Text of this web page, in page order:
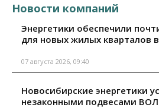
Новости компаний
Энергетики обеспечили
для новых жилых кварталов
07 августа 2026, 09:40
Новосибирские энергетики
незаконными подвесами